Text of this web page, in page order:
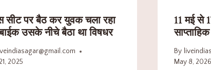
सीट पर बैठ कर युवक चला रहा
उसके नीचे बैठा था विषधर
2025
11 मई से
By
May 8, 2026